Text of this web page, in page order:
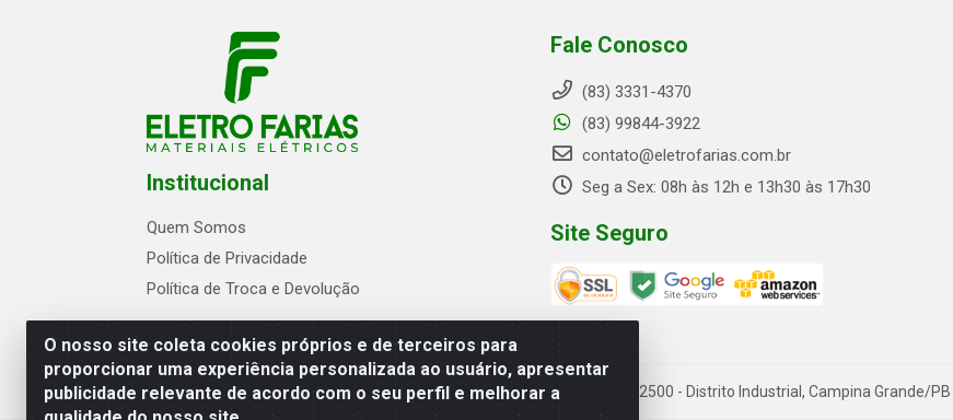
O nosso site coleta cookies próprios e de terceiros para
proporcionar uma experiência personalizada ao usuário, apresentar
publicidade relevante de acordo com o seu perfil e melhorar a
Institucional
Quem Somos
Política de Privacidade
Política de Troca e Devolução
Fale Conosco
(83) 3331-4370
(83) 99844-3922
contato@eletrofarias.com.br
Seg a Sex: 08h às 12h e 13h30 às 17h30
Site Seguro
Eletrofarias Materiais Eletricos - Av. Jorn. Assis Chateaubriand, 2500 - Distrito Industrial, Campina Grande/